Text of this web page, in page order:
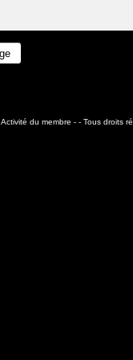
Activité du membre - - Tous droits